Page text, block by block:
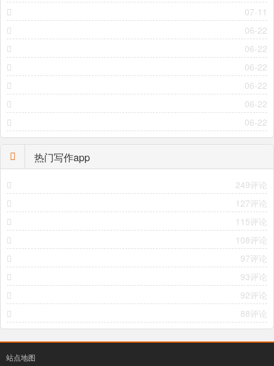
07-11
06-22
06-22
06-22
06-22
06-22
06-22
热门写作app
249评论
127评论
115评论
108评论
97评论
93评论
92评论
88评论
站点地图